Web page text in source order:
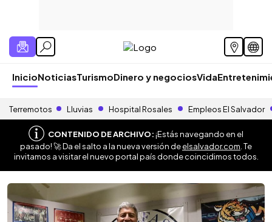
InicioNoticiasTurismoDinero y negociosVida
Terremotos Lluvias Hospital Rosales Empleos El Salvador
CONTENIDO DE ARCHIVO:¡Estás navegando en el
pasado! 🚀 Da el salto a la nueva versión deelsalvador.com . Te
invitamos a visitar el nuevo portal país donde coincidimos todos.